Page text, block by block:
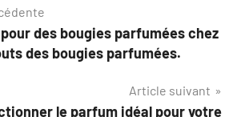
des bougies parfumées chez
des bougies parfumées.
Article suivant
le parfum idéal pour votre